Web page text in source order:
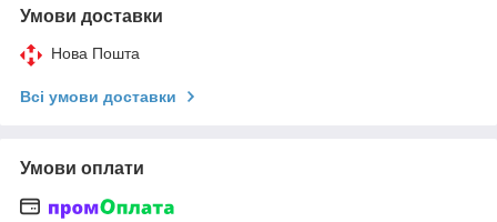
Умови доставки
Нова Пошта
Всі умови доставки
Умови оплати